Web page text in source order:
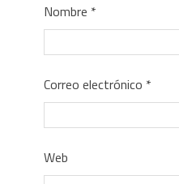
Nombre *
Correo electrónico *
Web